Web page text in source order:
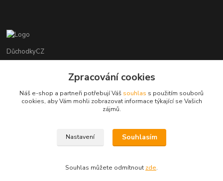
DůchodkyCZ
+420 412384749
objednavky@duchodky.cz
Zpracování cookies
Náš e-shop a partneři potřebují Váš souhlas s použitím souborů
cookies, aby Vám mohli zobrazovat informace týkající se Vašich
zájmů.
Nastavení Souhlasím
Souhlas můžete odmítnout zde.